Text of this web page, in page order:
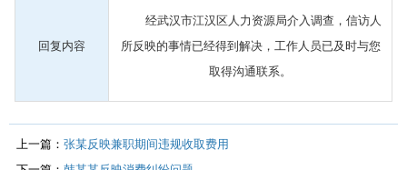
回复内容
经武汉市江汉区人力资源局介入调查，信访人
所反映的事情已经得到解决，工作人员已及时与您
取得沟通联系。
上一篇： 张某反映兼职期间违规收取费用